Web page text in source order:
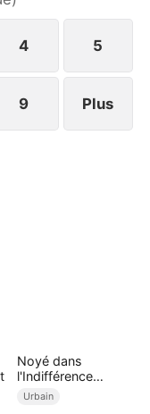
4 5
9 Plus
Noyé dans
l'Indifférence
Familiale
Urbain